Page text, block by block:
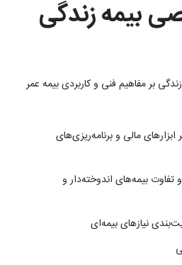
بیمه زندگی
بر مفاهیم فنی و کاربردی بیمه عمر
مالی و برنامه‌ریزی‌های
بیمه‌های اندوخته‌دار و
نیازهای بیمه‌ای